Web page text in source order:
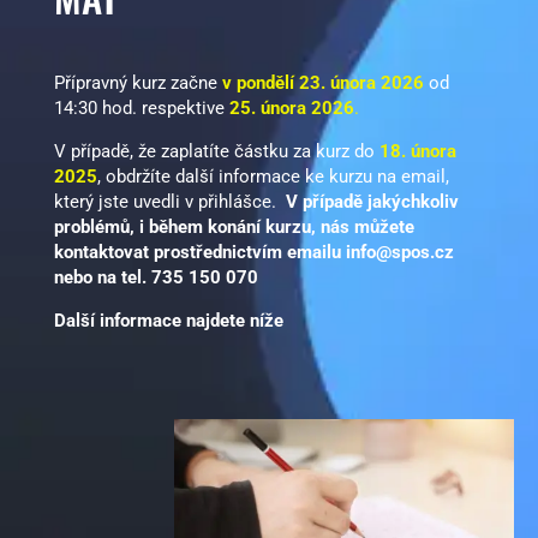
Přípravný kurz začne v pondělí 23. února 2026 od
14:30 hod. respektive 25. února 2026.
V případě, že zaplatíte částku za kurz do 18. února
2025, obdržíte další informace ke kurzu na email,
který jste uvedli v přihlášce. V případě jakýchkoliv
problémů, i během konání kurzu, nás můžete
kontaktovat prostřednictvím emailuinfo@spos.cz
nebo na tel. 735 150 070
Další informace najdete níže